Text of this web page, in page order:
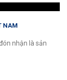
NAM
nhận là sản